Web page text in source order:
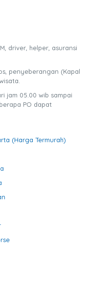
driver, helper, asuransi
penyeberangan (Kapal
jam 05.00 wib sampai
PO dapat
(Harga Termurah)